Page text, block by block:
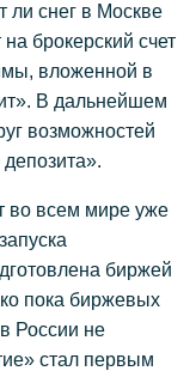
ли снег в Москве
брокерский счет
вложенной в
В дальнейшем
возможностей
во всем мире уже
биржей
пока биржевых
России не
стал первым